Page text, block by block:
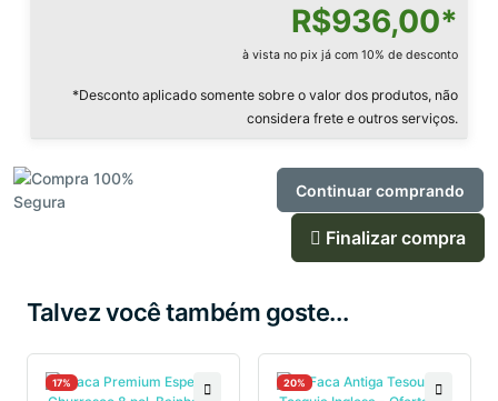
R$936,00*
à vista no pix já com 10% de desconto
*Desconto aplicado somente sobre o valor dos produtos, não
considera frete e outros serviços.
Continuar comprando
Finalizar compra
Talvez você também goste...
17% 20%